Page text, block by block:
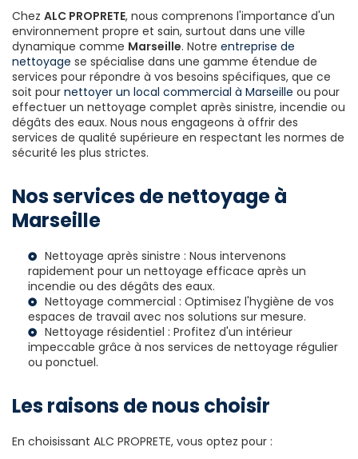
Chez ALC PROPRETE, nous comprenons l'importance d'un
environnement propre et sain, surtout dans une ville
dynamique comme Marseille. Notre entreprise de
nettoyage se spécialise dans une gamme étendue de
services pour répondre à vos besoins spécifiques, que ce
soit pour nettoyer un local commercial à Marseille ou pour
effectuer un nettoyage complet après sinistre, incendie ou
dégâts des eaux. Nous nous engageons à offrir des
services de qualité supérieure en respectant les normes de
sécurité les plus strictes.
Nos services de nettoyage à
Marseille
Nettoyage après sinistre : Nous intervenons
rapidement pour un nettoyage efficace après un
incendie ou des dégâts des eaux.
Nettoyage commercial : Optimisez l'hygiène de vos
espaces de travail avec nos solutions sur mesure.
Nettoyage résidentiel : Profitez d'un intérieur
impeccable grâce à nos services de nettoyage régulier
ou ponctuel.
Les raisons de nous choisir
En choisissant ALC PROPRETE, vous optez pour :